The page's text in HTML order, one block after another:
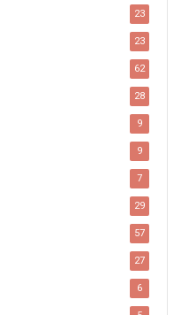
23
23
62
28
9
9
7
29
57
27
6